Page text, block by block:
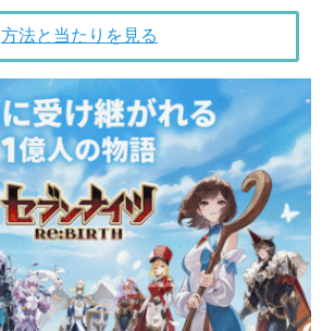
方法と当たりを見る